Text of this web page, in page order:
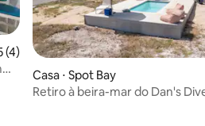
uma avaliação média de 5, 4
(4)
Casa ⋅ Spot Bay
Retiro à beira-mar do Dan's